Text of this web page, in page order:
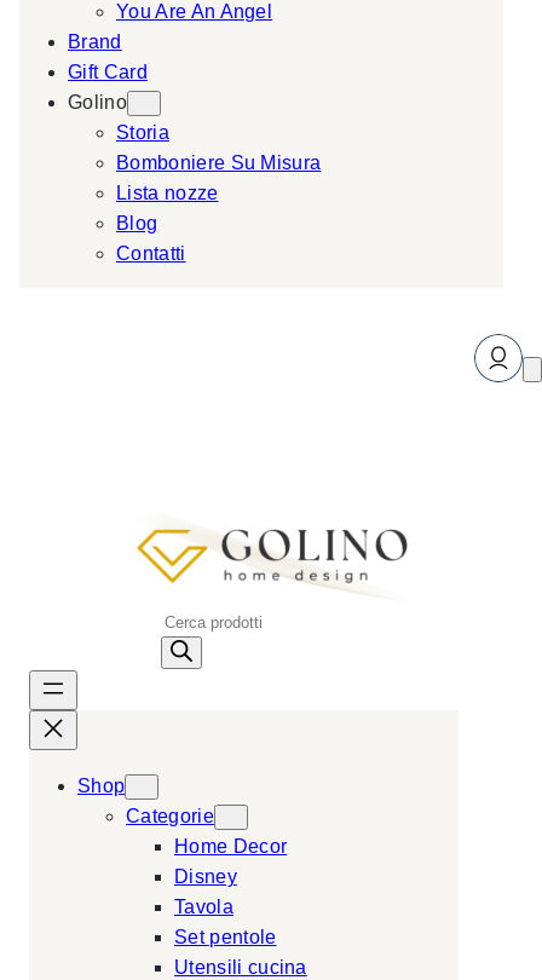
You Are An Angel
Brand
Gift Card
Golino
Storia
Bomboniere Su Misura
Lista nozze
Blog
Contatti
P
s
Shop
Categorie
Home Decor
Disney
Tavola
Set pentole
Utensili cucina